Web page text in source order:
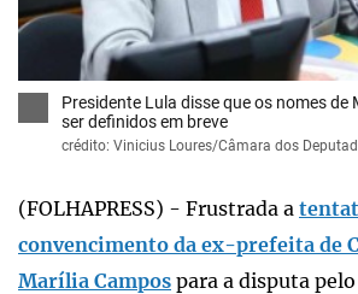
Presidente Lula disse que os nomes de
ser definidos em breve
crédito: Vinicius Loures/Câmara dos
(FOLHAPRESS) - Frustrada a
convencimento da ex-prefeita de
Marília Campos para a disputa